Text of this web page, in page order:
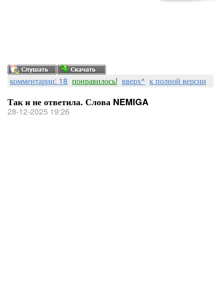
комментарии: 18 понравилось! вверх^ к полной версии
Так и не ответила. Слова NEMIGA
28-12-2025 19:26